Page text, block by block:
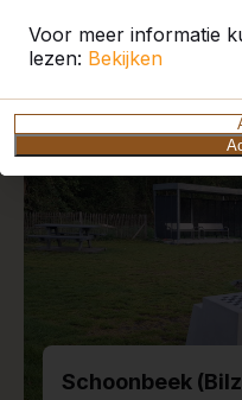
Voor meer informatie
lezen: Bekijken
Schoonbeek